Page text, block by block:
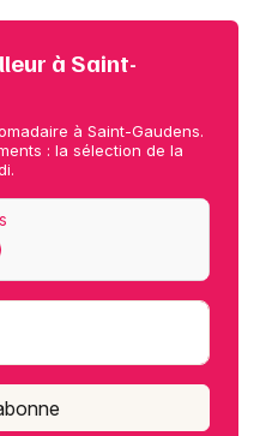
à Saint-
à Saint-Gaudens.
: la sélection de la